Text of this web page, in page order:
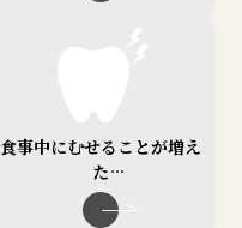
食事中にむせることが増え
た
発音や滑舌が気になる